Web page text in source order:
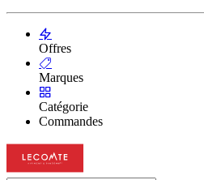
Offres
Marques
Catégorie
Commandes